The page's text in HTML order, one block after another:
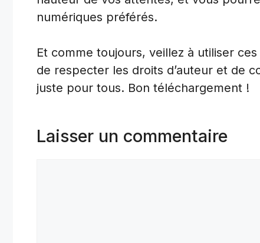
numériques préférés.
Et comme toujours, veillez à utiliser
de respecter les droits d’auteur et de
juste pour tous. Bon téléchargement !
Laisser un commentaire